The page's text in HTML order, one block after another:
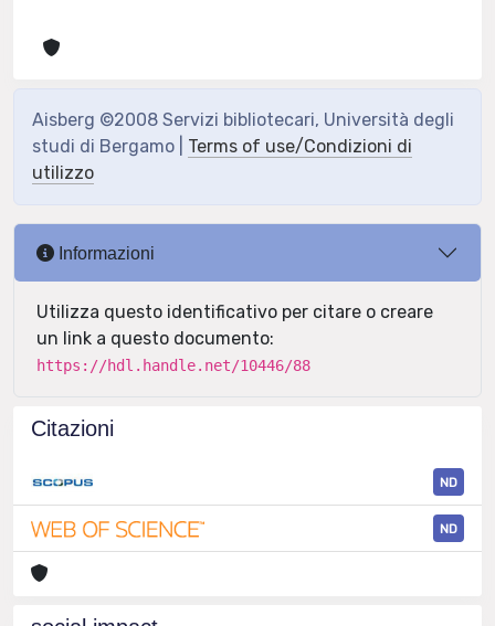
Aisberg ©2008 Servizi bibliotecari, Università degli
studi di Bergamo | Terms of use/Condizioni di
utilizzo
Informazioni
Utilizza questo identificativo per citare o creare
un link a questo documento:
https://hdl.handle.net/10446/88
Citazioni
ND
ND